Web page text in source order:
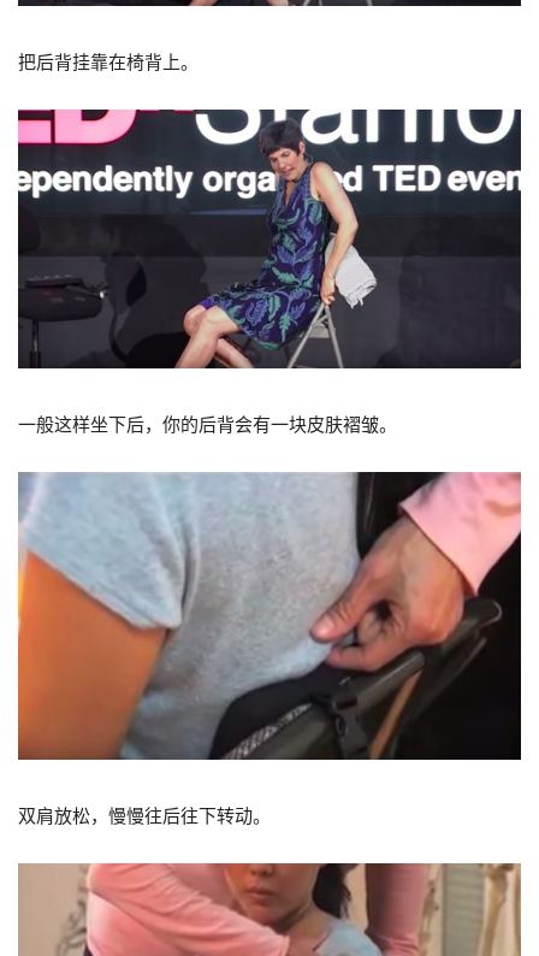
把后背挂靠在椅背上。
一般这样坐下后，你的后背会有一块皮肤褶皱。
双肩放松，慢慢往后往下转动。